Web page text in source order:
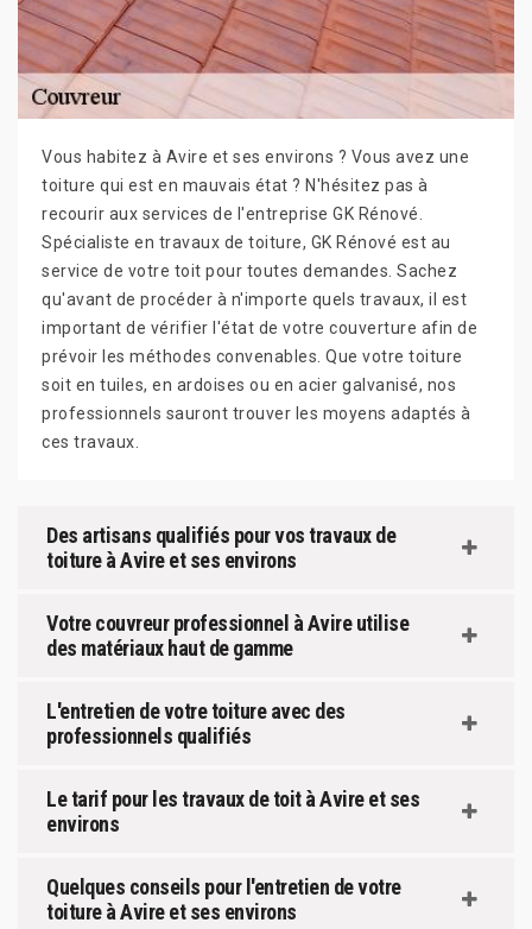
Vous habitez à Avire et ses environs ? Vous avez une
toiture qui est en mauvais état ? N'hésitez pas à
recourir aux services de l'entreprise GK Rénové.
Spécialiste en travaux de toiture, GK Rénové est au
service de votre toit pour toutes demandes. Sachez
qu'avant de procéder à n'importe quels travaux, il est
important de vérifier l'état de votre couverture afin de
prévoir les méthodes convenables. Que votre toiture
soit en tuiles, en ardoises ou en acier galvanisé, nos
professionnels sauront trouver les moyens adaptés à
ces travaux.
Des artisans qualifiés pour vos travaux de
toiture à Avire et ses environs
Votre couvreur professionnel à Avire utilise
des matériaux haut de gamme
L'entretien de votre toiture avec des
professionnels qualifiés
Le tarif pour les travaux de toit à Avire et ses
environs
Quelques conseils pour l'entretien de votre
toiture à Avire et ses environs